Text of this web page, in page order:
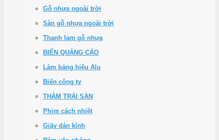
Gỗ nhựa ngoài trời
Sàn gỗ nhựa ngoài trời
Thanh lam gỗ nhựa
BIỂN QUẢNG CÁO
Làm bảng hiệu Alu
Biển công ty
THẢM TRẢI SÀN
Phim cách nhiệt
Giấy dán kính